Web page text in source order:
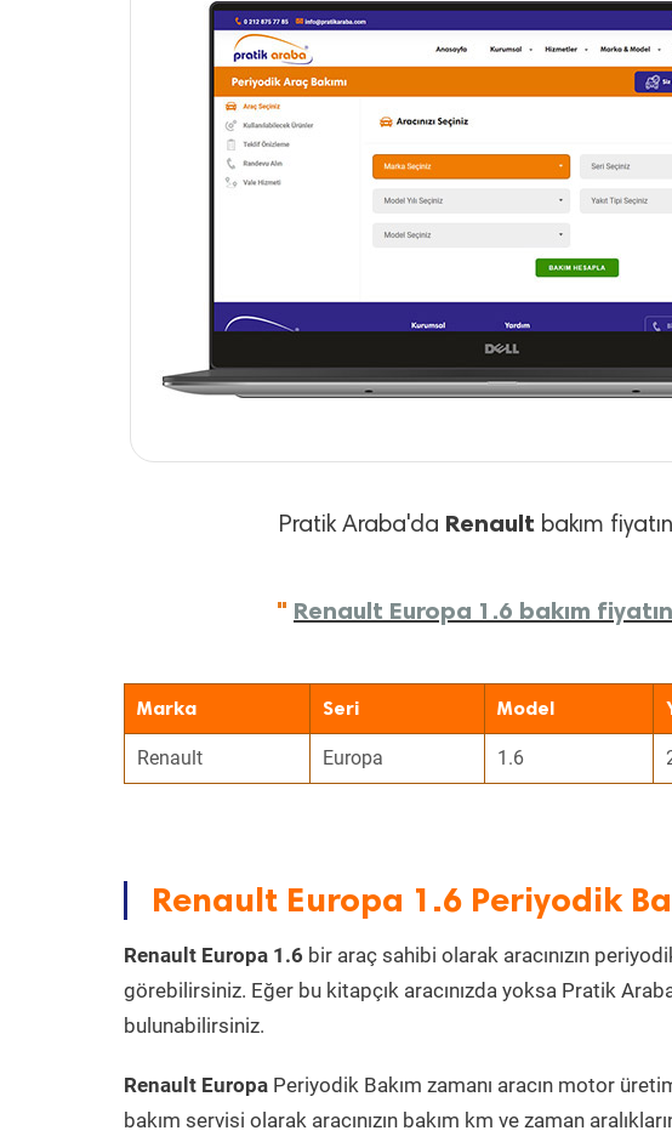
Pratik Araba'da Renault bakım
" Renault Europa 1.6 bakım
Marka Seri Model
Renault Europa 1.6
Renault Europa 1.6 Periyodik
Renault Europa 1.6 bir araç sahibi olarak aracınızın
görebilirsiniz. Eğer bu kitapçık aracınızda yoksa Pratik
bulunabilirsiniz.
Renault Europa Periyodik Bakım zamanı aracın motor
bakım servisi olarak aracınızın bakım km ve zaman